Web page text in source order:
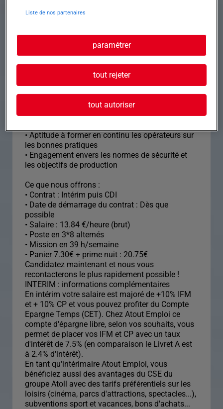
Formation et expérience Nous recherchons un(e)
passionné(e) par l'optimisation et la
maintenance des équipements industriels.
• Maîtrise des réglages et optimisation des
enrouleuses selon différents formats et
longueurs
• Expérience en maintenance préventive et
curative des machines industrielles
• Compétences en gestion des stocks de pièces
• Aptitude à former en continu les opérateurs sur
les bonnes pratiques
• Engagement envers les normes de sécurité et
les objectifs de production
Ce que nous offrons :
• Contrat : Intérim puis CDI
• Date de démarrage du contrat : Dès que
possible
• Salaire : 13.84 €/heure (brut)
• Poste en 3*8 alternés
• Mission en 39 h/semaine
• Panier 7.30€ + prime nuit : 20.75€
Candidatez maintenant et nous vous
recontacterons le plus rapidement possible !
INTERIM : informations complémentaires
En intérim votre salaire est majoré de +10% IFM
et + 10% CP et vous pouvez profiter du Compte
Epargne Temps (CET). Chez Atout Emploi ce
compte d'épargne libre, selon vos souhaits, vous
permet de placer vos IFM et CP avec un taux
d'intérêt de 7.5% (en comparaison le Livret A est
à 2.4% d'intérêt).
En tant qu'intérimaire Atout Emploi, vous
bénéficiez aussi des avantages du CSE du
groupe Atoll avec des tarifs préférentiels sur les
loisirs (cinéma, parcs d'attractions, spectacles...),
subventions sport et vacances, bons d'achats...
Liste de nos partenaires
paramétrer
tout rejeter
tout autoriser